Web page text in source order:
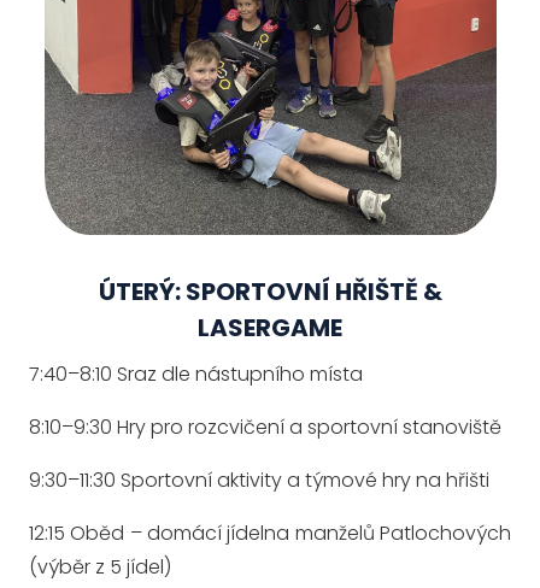
ÚTERÝ: SPORTOVNÍ HŘIŠTĚ &
LASERGAME
7:40–8:10 Sraz dle nástupního místa
8:10–9:30 Hry pro rozcvičení a sportovní stanoviště
9:30–11:30 Sportovní aktivity a týmové hry na hřišti
12:15 Oběd – domácí jídelna manželů Patlochových
(výběr z 5 jídel)